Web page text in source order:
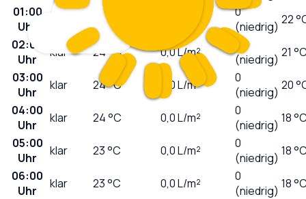
01:00
Uhr
25°C L/m²
0
(niedrig) 22
02:00
Uhr
klar 24 °C 0,0L/m²
0
(niedrig) 21
03:00
Uhr
klar 24°C 0,0L/m²
0
(niedrig) 20
04:00
Uhr
klar 24°C 0,0L/m²
0
(niedrig) 18
05:00
Uhr
klar 23°C 0,0L/m²
0
(niedrig) 18
06:00
Uhr
klar 23°C 0,0L/m²
0
(niedrig) 18